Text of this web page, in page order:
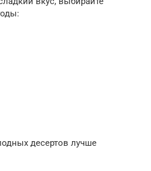
десертов лучше